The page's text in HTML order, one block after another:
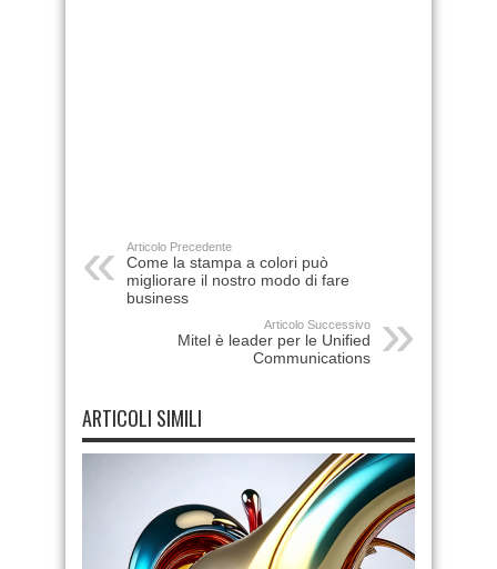
Articolo Precedente
Come la stampa a colori può
migliorare il nostro modo di fare
business
Articolo Successivo
Mitel è leader per le Unified
Communications
ARTICOLI SIMILI